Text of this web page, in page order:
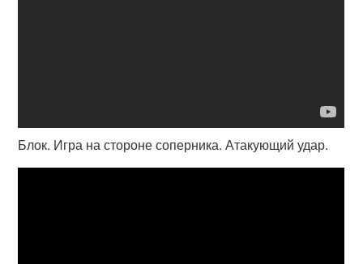
Блок. Игра на стороне соперника. Атакующий удар.